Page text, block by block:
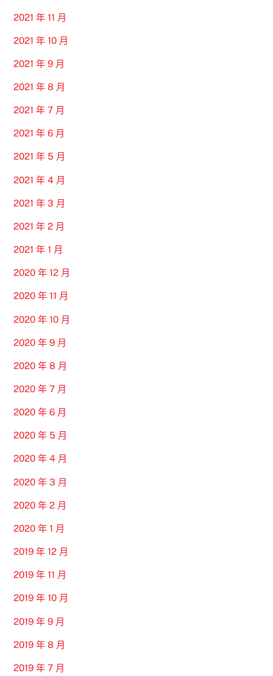
2021 年 11 月
2021 年 10 月
2021 年 9 月
2021 年 8 月
2021 年 7 月
2021 年 6 月
2021 年 5 月
2021 年 4 月
2021 年 3 月
2021 年 2 月
2021 年 1 月
2020 年 12 月
2020 年 11 月
2020 年 10 月
2020 年 9 月
2020 年 8 月
2020 年 7 月
2020 年 6 月
2020 年 5 月
2020 年 4 月
2020 年 3 月
2020 年 2 月
2020 年 1 月
2019 年 12 月
2019 年 11 月
2019 年 10 月
2019 年 9 月
2019 年 8 月
2019 年 7 月